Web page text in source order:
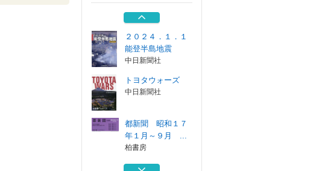
年１月～６月 ...
柏書房
２０２４．１．１
能登半島地震
中日新聞社
トヨタウォーズ
中日新聞社
都新聞 昭和１７
年１月～９月 ...
柏書房
都新聞 昭和１６